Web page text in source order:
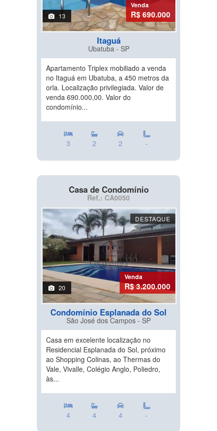
13
Venda
R$ 690.000
Itaguá
Ubatuba - SP
Apartamento Triplex mobiliado a venda
no Itaguá em Ubatuba, a 450 metros da
orla. Localização privilegiada. Valor de
venda 690.000,00. Valor do
condomínio...
3 2 2 -
Casa de Condomínio
Ref.: CA0050
DESTAQUE
20
Venda
R$ 3.200.000
Condomínio Esplanada do Sol
São José dos Campos - SP
Casa em excelente localização no
Residencial Esplanada do Sol, próximo
ao Shopping Colinas, ao Thermas do
Vale, Vivalle, Colégio Anglo, Poliedro,
às...
4 4 4 -